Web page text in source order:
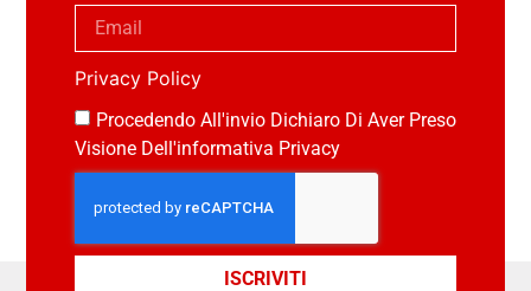
Privacy Policy
Procedendo All'invio Dichiaro Di Aver Preso
Visione Dell'informativa Privacy
ISCRIVITI